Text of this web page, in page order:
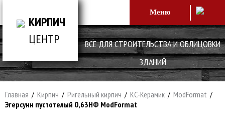
КИРПИЧ
ЦЕНТР
Меню
ВСЕ ДЛЯ СТРОИТЕЛЬСТВА И ОБЛИЦОВКИ
ЗДАНИЙ
Главная / Кирпич / Ригельный кирпич / КС-Керамик / ModFormat /
Эгерсунн пустотелый 0,63НФ ModFormat